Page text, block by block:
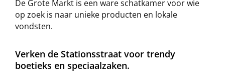
De Grote Markt is een ware schatkamer voor wie
op zoek is naar unieke producten en lokale
vondsten.
Verken de Stationsstraat voor trendy
boetieks en speciaalzaken.